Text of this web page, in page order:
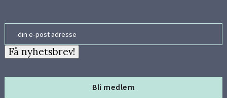
Bli medlem
Få nyhetsbrev!